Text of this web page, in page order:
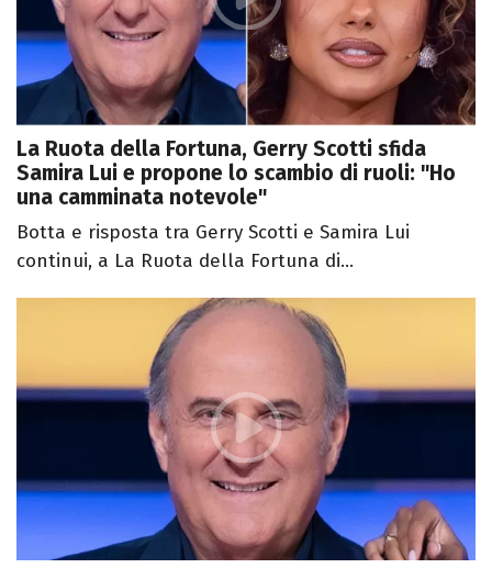
La Ruota della Fortuna, Gerry Scotti sfida
Samira Lui e propone lo scambio di ruoli: "Ho
una camminata notevole"
Botta e risposta tra Gerry Scotti e Samira Lui
continui, a La Ruota della Fortuna di...